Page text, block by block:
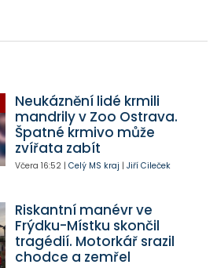
Neukáznění lidé krmili
mandrily v Zoo Ostrava.
Špatné krmivo může
zvířata zabít
Včera 16:52| Celý MS kraj | Jiří Cileček
Riskantní manévr ve
Frýdku-Místku skončil
tragédií. Motorkář srazil
chodce a zemřel